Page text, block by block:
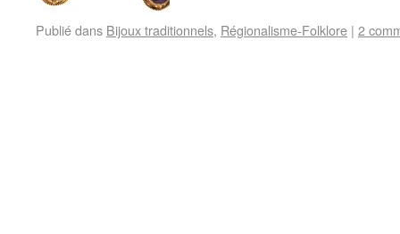
Publié dans Bijoux traditionnels, Régionalisme-Folklore | 2